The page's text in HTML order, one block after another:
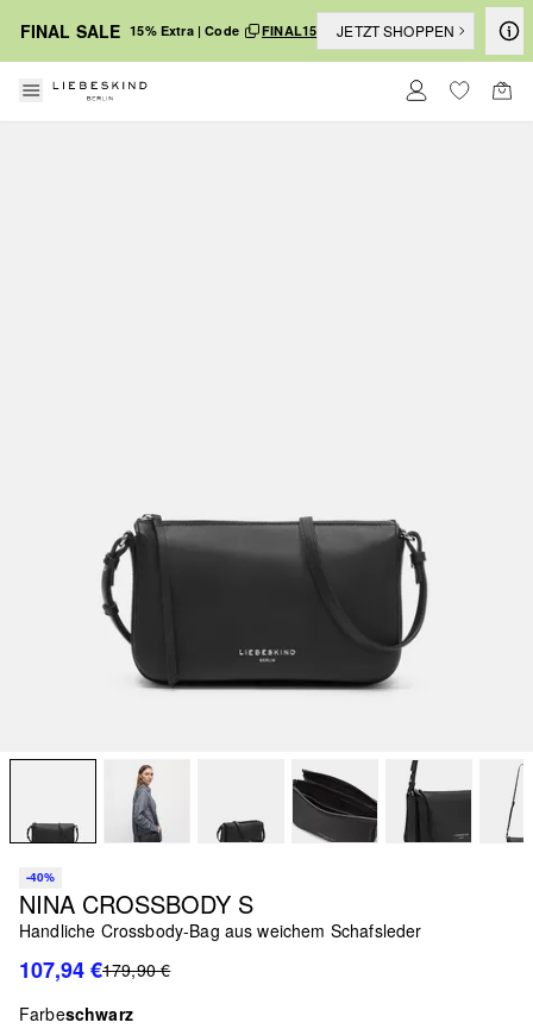
FINAL SALE 15% Extra | Code FINAL15 JETZT SHOPPEN
-40%
NINA CROSSBODY S
Handliche Crossbody-Bag aus weichem Schafsleder
107,94 €179,90 €
Farbeschwarz